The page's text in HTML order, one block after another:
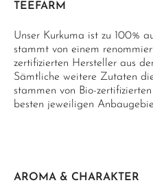
TEEFARM
Unser Kurkuma ist zu 100%
stammt von einem
zertifizierten Hersteller aus
Sämtliche weitere Zutaten
stammen von Bio-
besten jeweiligen
AROMA & CHARAKTER